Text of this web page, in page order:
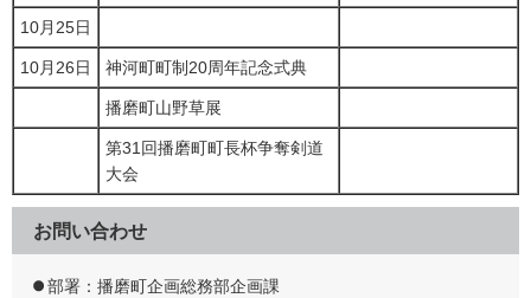
10月25日
10月26日 神河町町制20周年記念式典
播磨町山野草展
第31回播磨町町長杯争奪剣道
大会
お問い合わせ
部署：播磨町企画総務部企画課